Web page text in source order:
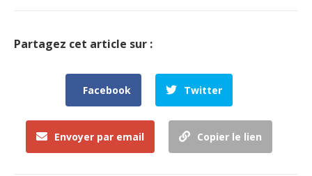
Partagez cet article sur :
Facebook Twitter
Envoyer par email Copier le lien